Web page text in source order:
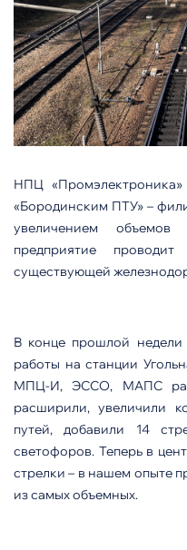
НПЦ «Промэлектроника»
«Бородинским ПТУ» –
увеличением
предприятие
существующей
В конце прошлой недели
работы на станции
МПЦ-И, ЭССО, МАПС
расширили, увеличили
путей, добавили 14
светофоров. Теперь в
стрелки – в нашем опыте
из самых объемных.